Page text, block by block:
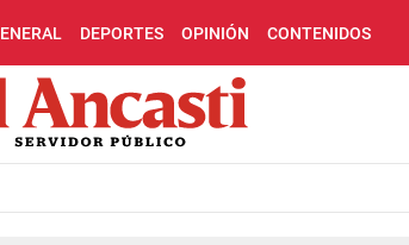
DEPORTES OPINIÓN CONTENIDOS